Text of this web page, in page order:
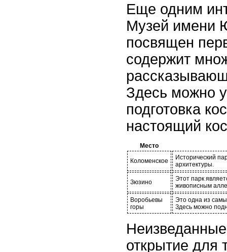
Еще одним
Музей имени
посвящен
содержит
Здесь можно
подготовка
настоящий
Место
Коломенское
Исторический
архитектуры.
Зюзино
Этот парк
живописным
Воробьевы
горы
Это одна из
Здесь можно
открытие для